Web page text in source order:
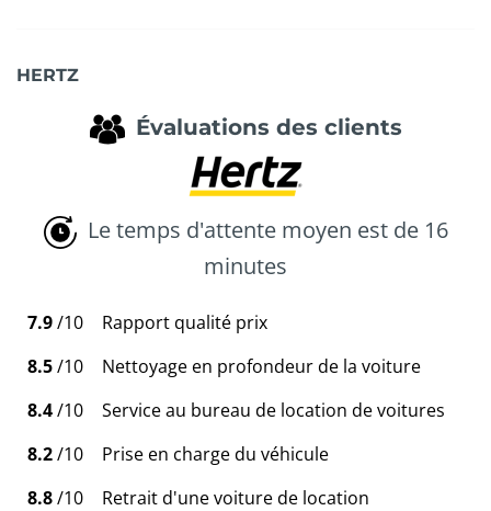
HERTZ
Évaluations des clients
Le temps d'attente moyen est de 16
minutes
7.9/10
Rapport qualité prix
8.5/10
Nettoyage en profondeur de la voiture
8.4/10
Service au bureau de location de voitures
8.2/10
Prise en charge du véhicule
8.8/10 Retrait d'une voiture de location